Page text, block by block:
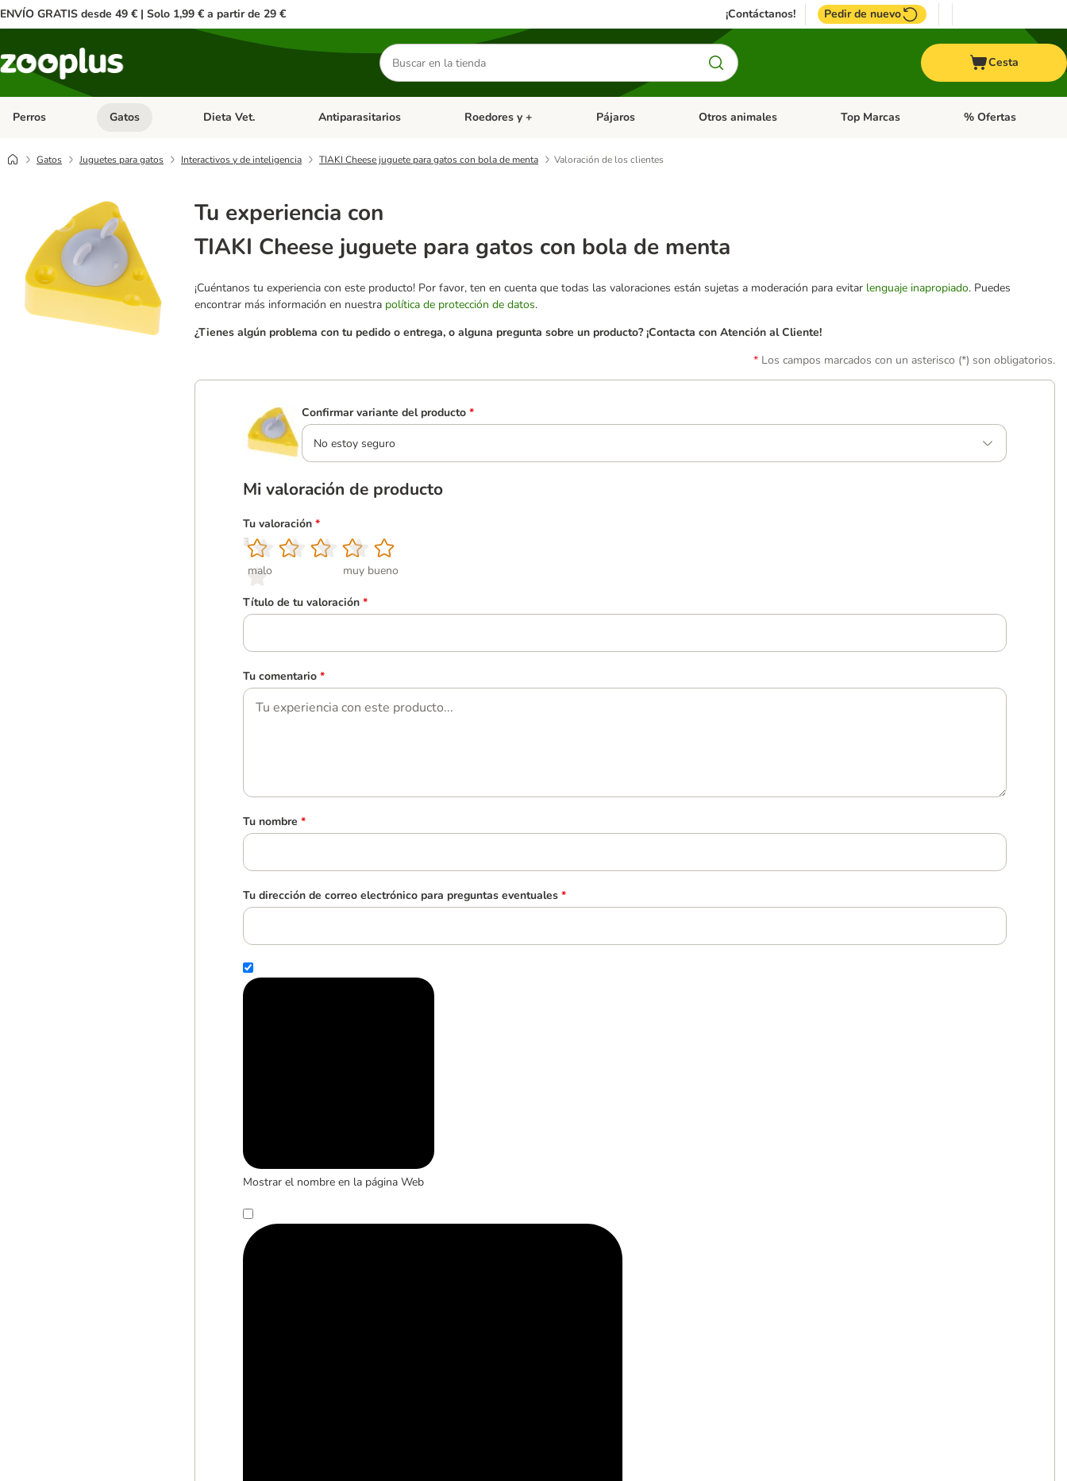
ENVÍO GRATIS desde 49 € | Solo 1,99 € a partir de 29 € ¡Contáctanos! Pedir de nuevo
Buscar
productos
Cesta
Perros Menú de categoria abierto: Perros
Gatos Menú de categoria abierto: Gatos
Dieta Vet. Menú de categoria abierto: Dieta Vet.
Antiparasitarios Menú de categoria abierto: Antiparasitarios
Roedores y + Menú de categoria abierto: Roedores y +
Pájaros Menú de categoria abierto: Pájaros
Otros animales Menú de categoria abierto: Otros animales
Top Marcas Menú de categoria
% Ofertas
Gatos Juguetes para gatos Interactivos y de inteligencia TIAKI Cheese juguete para gatos con bola de menta Valoración de los clientes
Tu experiencia con
TIAKI Cheese juguete para gatos con bola de menta
¡Cuéntanos tu experiencia con este producto! Por favor, ten en cuenta que todas las valoraciones están sujetas a moderación para evitar lenguaje inapropiado. Puedes
encontrar más información en nuestra política de protección de datos.
¿Tienes algún problema con tu pedido o entrega, o alguna pregunta sobre un producto? ¡Contacta con Atención al Cliente!
Los campos marcados con un asterisco (*) son obligatorios.
Confirmar variante del producto *
No estoy seguro
Mi valoración de producto
Tu valoración *
1
malo
2
3
4
5
muy bueno
Título de tu valoración *
Tu comentario *
Tu nombre *
Tu dirección de correo electrónico para preguntas eventuales *
Mostrar el nombre en la página Web